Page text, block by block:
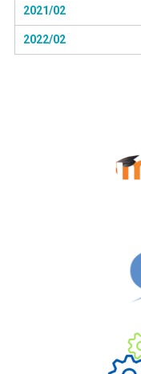
2021/02
2022/02